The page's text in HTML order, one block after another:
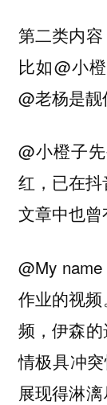
第二类内
比如@小
@老杨是靓
@小橙子
红，已在
文章中也曾
@My
作业的视
频，伊森
情极具冲
展现得淋